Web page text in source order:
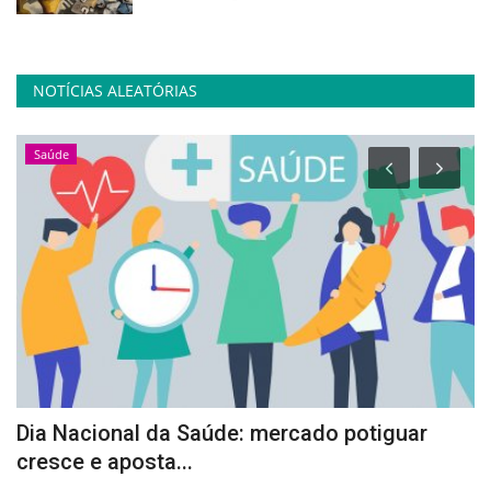
NOTÍCIAS ALEATÓRIAS
Saúde
Dia Nacional da Saúde: mercado potiguar
cresce e aposta...